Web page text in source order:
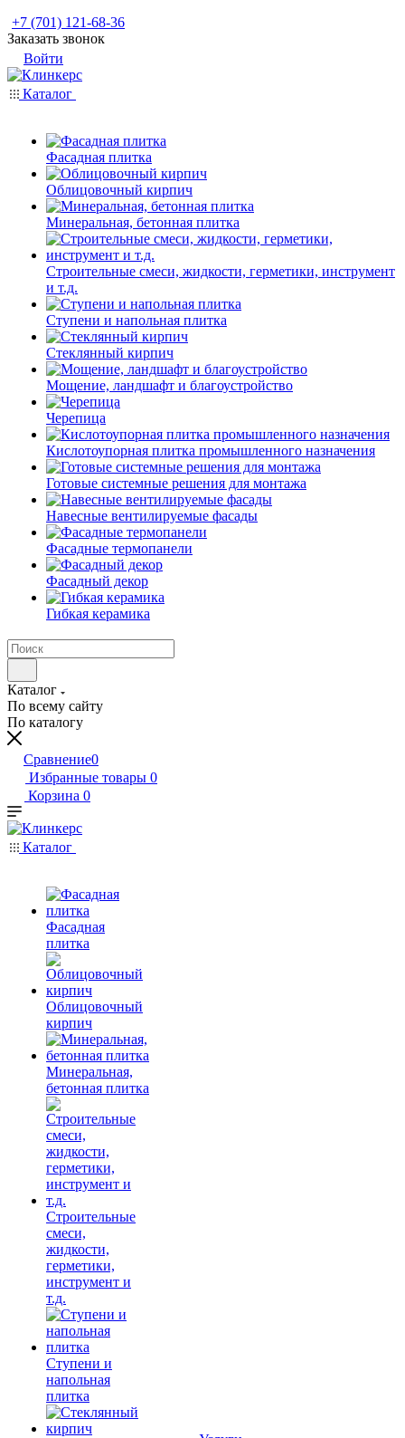
+7 (701) 121-68-36
Заказать звонок
Войти
Каталог
Фасадная плитка
Облицовочный кирпич
Минеральная, бетонная плитка
Строительные смеси, жидкости, герметики, инструмент
и т.д.
Ступени и напольная плитка
Cтеклянный кирпич
Мощение, ландшафт и благоустройство
Черепица
Кислотоупорная плитка промышленного назначения
Готовые системные решения для монтажа
Навесные вентилируемые фасады
Фасадные термопанели
Фасадный декор
Гибкая керамика
Каталог
По всему сайту
По каталогу
Сравнение0
Избранные товары 0
Корзина 0
Каталог
Фасадная
плитка
Облицовочный
кирпич
Минеральная,
бетонная плитка
Строительные
смеси,
жидкости,
герметики,
инструмент и
т.д.
Ступени и
напольная
плитка